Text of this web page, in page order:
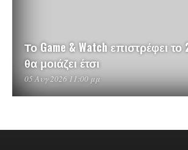
Το Game & Watch επιστρέφει το
θα μοιάζει έτσι
05 Αυγ 2026 11:00 μμ